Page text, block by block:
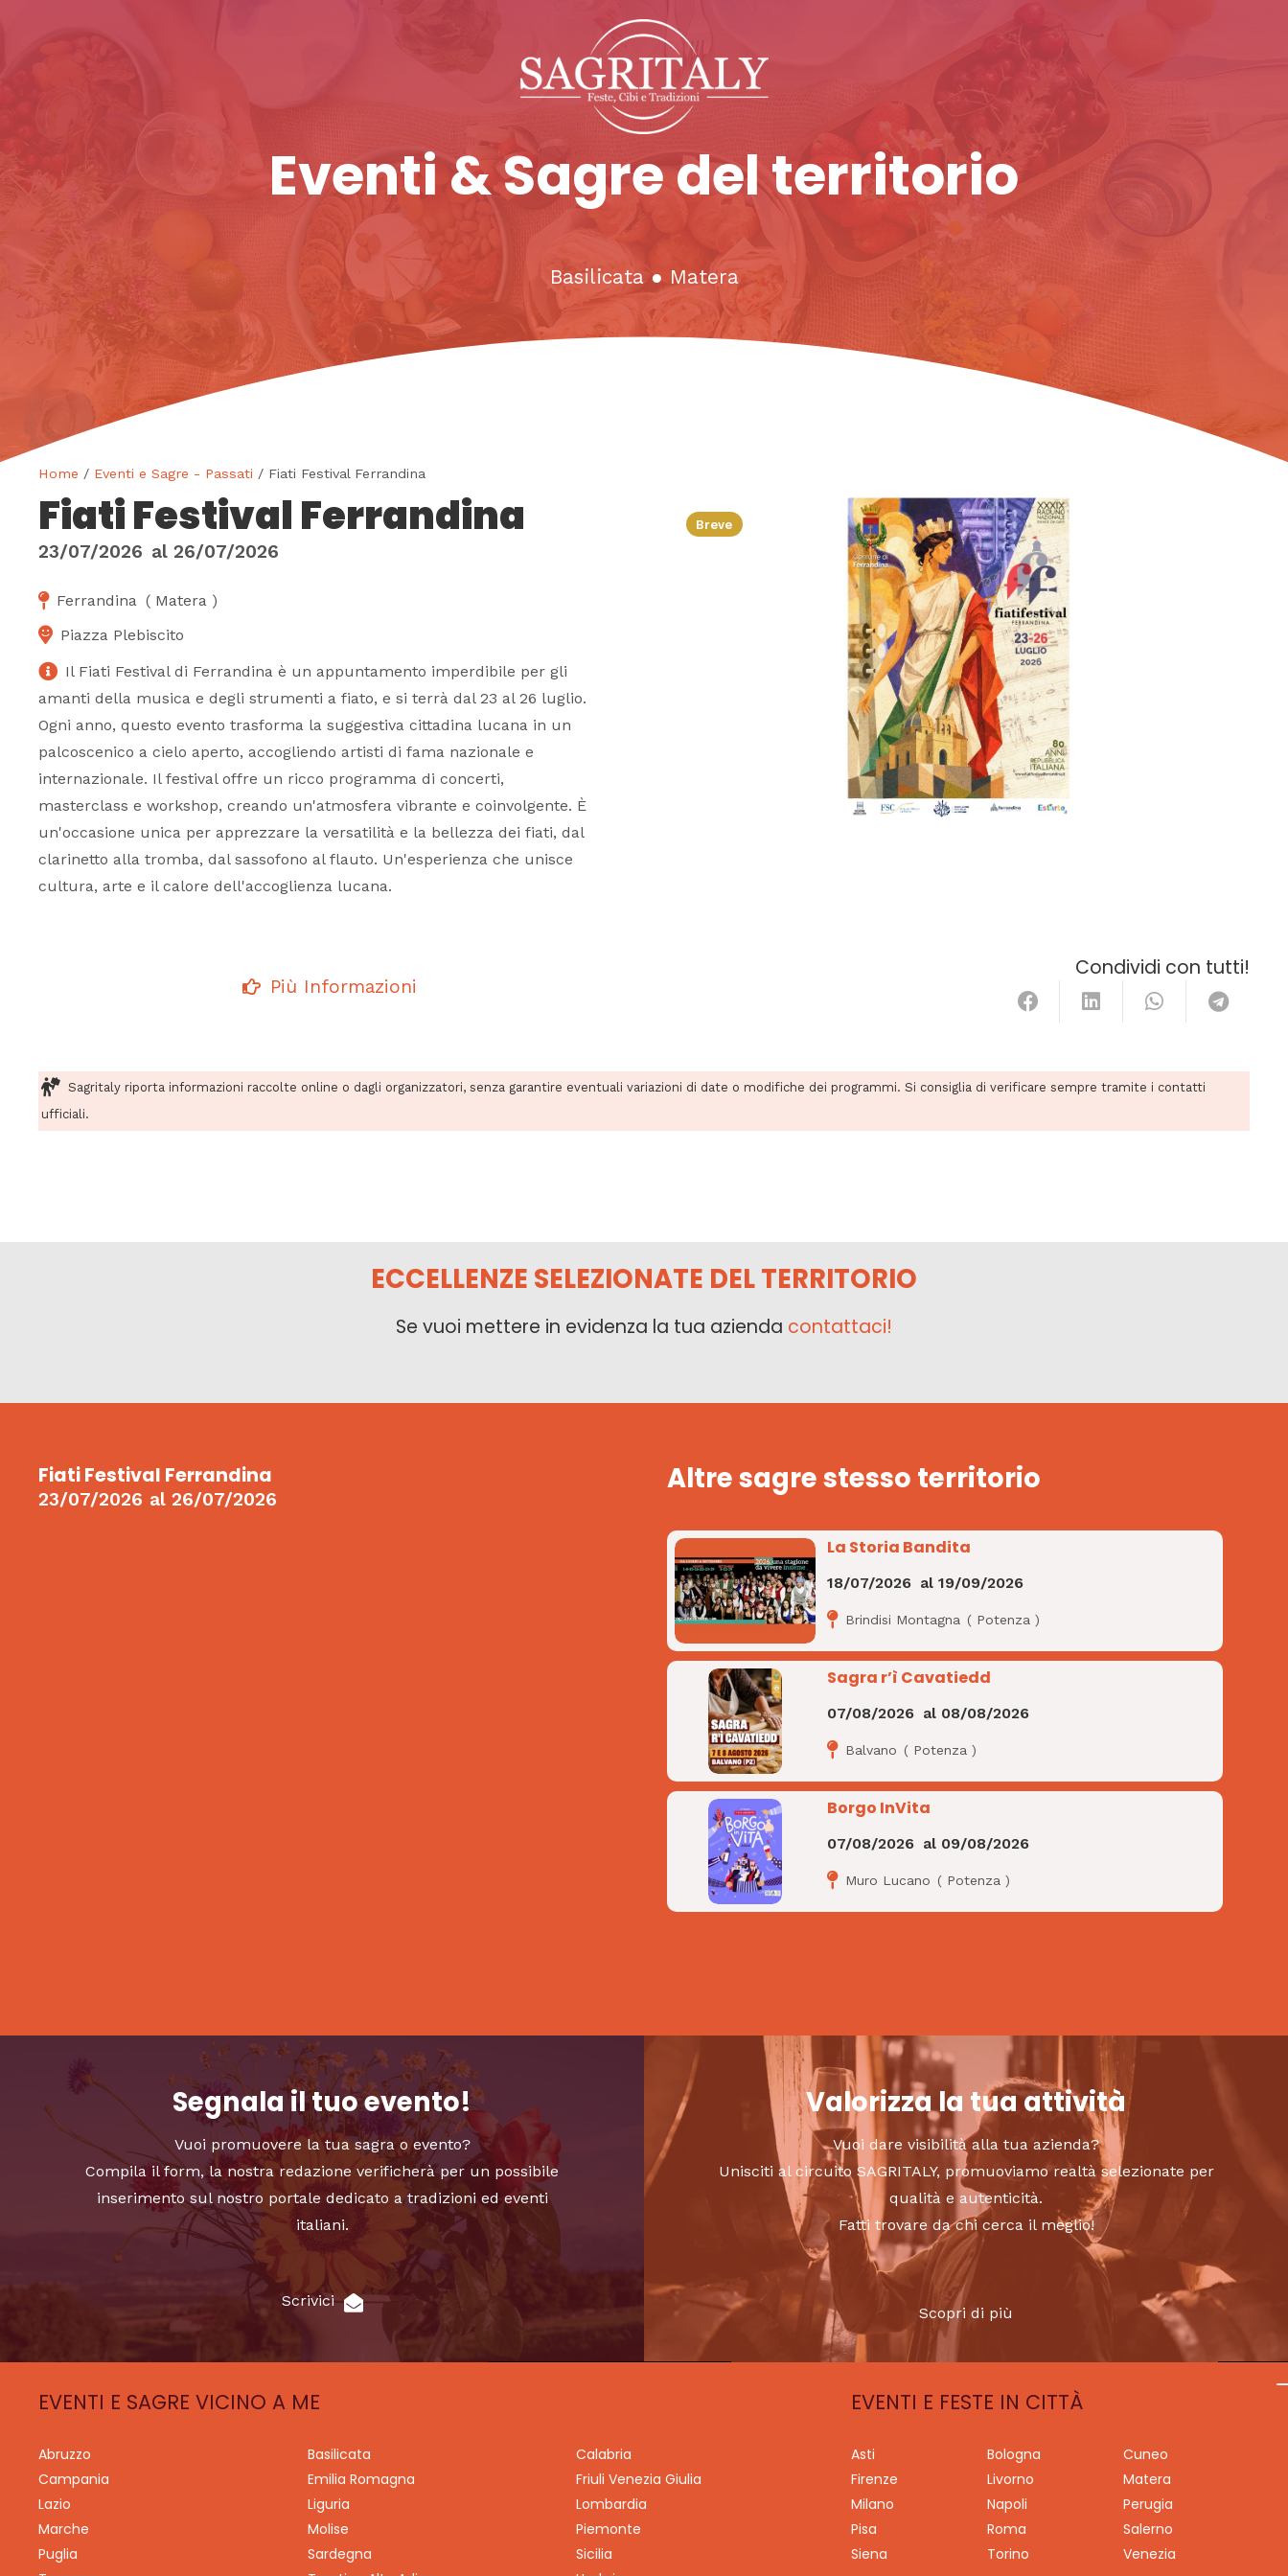
Eventi & Sagre del territorio
Basilicata ● Matera
Home / Eventi e Sagre - Passati / Fiati Festival Ferrandina
Fiati Festival Ferrandina
23/07/2026 al 26/07/2026
Ferrandina ( Matera )
Piazza Plebiscito
Il Fiati Festival di Ferrandina è un appuntamento imperdibile per gli
amanti della musica e degli strumenti a fiato, e si terrà dal 23 al 26 luglio.
Ogni anno, questo evento trasforma la suggestiva cittadina lucana in un
palcoscenico a cielo aperto, accogliendo artisti di fama nazionale e
internazionale. Il festival offre un ricco programma di concerti,
masterclass e workshop, creando un'atmosfera vibrante e coinvolgente. È
un'occasione unica per apprezzare la versatilità e la bellezza dei fiati, dal
clarinetto alla tromba, dal sassofono al flauto. Un'esperienza che unisce
cultura, arte e il calore dell'accoglienza lucana.
Breve
Più Informazioni
Condividi con tutti!
Sagritaly riporta informazioni raccolte online o dagli organizzatori, senza garantire eventuali variazioni di date o modifiche dei programmi. Si consiglia di verificare sempre tramite i contatti
ufficiali.
ECCELLENZE SELEZIONATE DEL TERRITORIO
Se vuoi mettere in evidenza la tua azienda contattaci!
Fiati Festival Ferrandina
23/07/2026 al 26/07/2026
Altre sagre stesso territorio
La Storia Bandita
18/07/2026 al19/09/2026
Brindisi Montagna ( Potenza )
Sagra r’ì Cavatiedd
07/08/2026 al 08/08/2026
Balvano ( Potenza )
Borgo InVita
07/08/2026 al 09/08/2026
Muro Lucano ( Potenza )
Segnala il tuo evento!
Vuoi promuovere la tua sagra o evento?
Compila il form, la nostra redazione verificherà per un possibile
inserimento sul nostro portale dedicato a tradizioni ed eventi
italiani.
Scrivici
Valorizza la tua attività
Vuoi dare visibilità alla tua azienda?
Unisciti al circuito SAGRITALY, promuoviamo realtà selezionate per
qualità e autenticità.
Fatti trovare da chi cerca il meglio!
Scopri di più
EVENTI E SAGRE VICINO A ME
Abruzzo Basilicata
Calabria
Campania
Emilia Romagna
Friuli Venezia Giulia
Lazio
Liguria
Lombardia
Marche
Molise
Piemonte
Puglia
Sardegna
Sicilia
EVENTI E FESTE IN CITTÀ
Asti Bologna
Cuneo
Firenze
Livorno
Matera
Milano
Napoli
Perugia
Pisa
Roma
Salerno
Siena
Torino Venezia